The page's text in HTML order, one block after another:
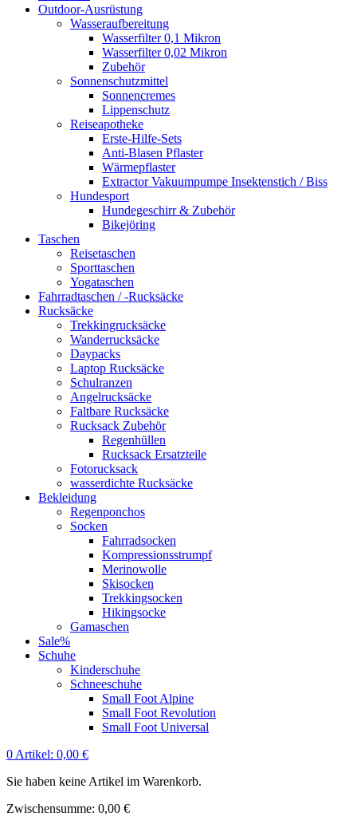
Outdoor-Ausrüstung
Wasseraufbereitung
Wasserfilter 0,1 Mikron
Wasserfilter 0,02 Mikron
Zubehör
Sonnenschutzmittel
Sonnencremes
Lippenschutz
Reiseapotheke
Erste-Hilfe-Sets
Anti-Blasen Pflaster
Wärmepflaster
Extractor Vakuumpumpe Insektenstich / Biss
Hundesport
Hundegeschirr & Zubehör
Bikejöring
Taschen
Reisetaschen
Sporttaschen
Yogataschen
Fahrradtaschen / -Rucksäcke
Rucksäcke
Trekkingrucksäcke
Wanderrucksäcke
Daypacks
Laptop Rucksäcke
Schulranzen
Angelrucksäcke
Faltbare Rucksäcke
Rucksack Zubehör
Regenhüllen
Rucksack Ersatzteile
Fotorucksack
wasserdichte Rucksäcke
Bekleidung
Regenponchos
Socken
Fahrradsocken
Kompressionsstrumpf
Merinowolle
Skisocken
Trekkingsocken
Hikingsocke
Gamaschen
Sale%
Schuhe
Kinderschuhe
Schneeschuhe
Small Foot Alpine
Small Foot Revolution
Small Foot Universal
0 Artikel: 0,00 €
Sie haben keine Artikel im Warenkorb.
Zwischensumme: 0,00 €